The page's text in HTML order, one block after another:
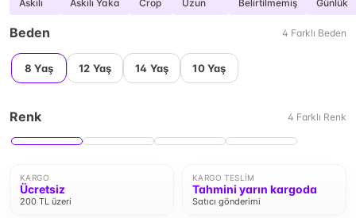
Askılı Askılı Yaka Crop Uzun Belirtilmemiş Günlük
Beden 4 Farklı Beden
8 Yaş 12 Yaş 14 Yaş 10 Yaş
Renk 4 Farklı Renk
KARGO
Ücretsiz
200 TL üzeri
KARGO TESLIM
Tahmini yarın kargoda
Satıcı gönderimi